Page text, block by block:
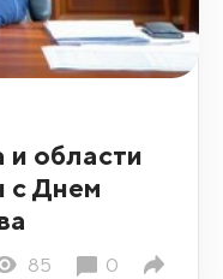
и области
с Днем
85 0